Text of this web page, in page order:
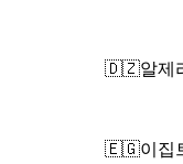
🇩🇿알제
🇪🇬이집